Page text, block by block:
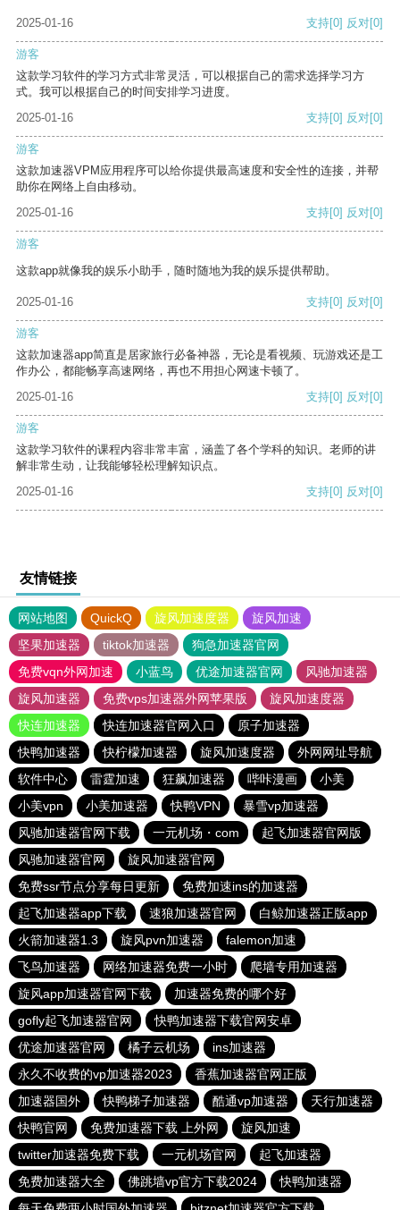
2025-01-16 支持[0] 反对[0]
游客
这款学习软件的学习方式非常灵活，可以根据自己的需求选择学习方
式。我可以根据自己的时间安排学习进度。
2025-01-16
支持[0] 反对[0]
游客
这款加速器VPM应用程序可以给你提供最高速度和安全性的连接，并帮
助你在网络上自由移动。
2025-01-16
支持[0] 反对[0]
游客
这款app就像我的娱乐小助手，随时随地为我的娱乐提供帮助。
2025-01-16 支持[0] 反对[0]
游客
这款加速器app简直是居家旅行必备神器，无论是看视频、玩游戏还是工
作办公，都能畅享高速网络，再也不用担心网速卡顿了。
2025-01-16
支持[0] 反对[0]
游客
这款学习软件的课程内容非常丰富，涵盖了各个学科的知识。老师的讲
解非常生动，让我能够轻松理解知识点。
2025-01-16
支持[0] 反对[0]
友情链接
网站地图 QuickQ 旋风加速度器
旋风加速
坚果加速器
tiktok加速器
狗急加速器官网
免费vqn外网加速
小蓝鸟 优途加速器官网
风驰加速器
旋风加速器
免费vps加速器外网苹果版
旋风加速度器
快连加速器
快连加速器官网入口
原子加速器
快鸭加速器
快柠檬加速器 旋风加速度器
外网网址导航
软件中心
雷霆加速 狂飙加速器 哔咔漫画
小美
小美vpn
小美加速器 快鸭VPN
暴雪vp加速器
风驰加速器官网下载
一元机场・com
起飞加速器官网版
风驰加速器官网
旋风加速器官网
免费ssr节点分享每日更新
免费加速ins的加速器
起飞加速器app下载
速狼加速器官网
白鲸加速器正版app
火箭加速器1.3
旋风pvn加速器
falemon加速
飞鸟加速器
网络加速器免费一小时
爬墙专用加速器
旋风app加速器官网下载
加速器免费的哪个好
gofly起飞加速器官网
快鸭加速器下载官网安卓
优途加速器官网
橘子云机场
ins加速器
永久不收费的vp加速器2023
香蕉加速器官网正版
加速器国外
快鸭梯子加速器 酷通vp加速器
天行加速器
快鸭官网
免费加速器下载 上外网
旋风加速
twitter加速器免费下载
一元机场官网
起飞加速器
免费加速器大全
佛跳墙vp官方下载2024
快鸭加速器